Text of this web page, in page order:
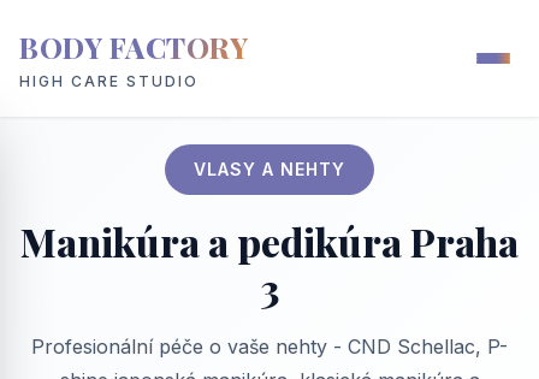
BODY FACTORY
HIGH CARE STUDIO
VLASY A NEHTY
Manikúra a pedikúra Praha
3
Profesionální péče o vaše nehty - CND Schellac, P-